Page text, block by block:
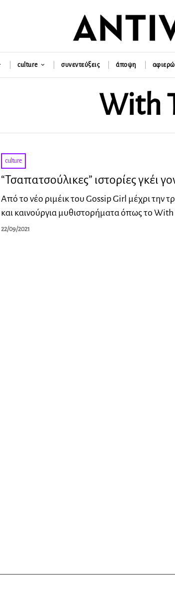
culture συνεντεύξεις άποψη
With
culture
“Τσαπατσούλικες” ιστορίες γκέι
Από το νέο ριμέικ του Gossip Girl μέχρι την
και καινούργια μυθιστορήματα όπως το With
22/09/2021